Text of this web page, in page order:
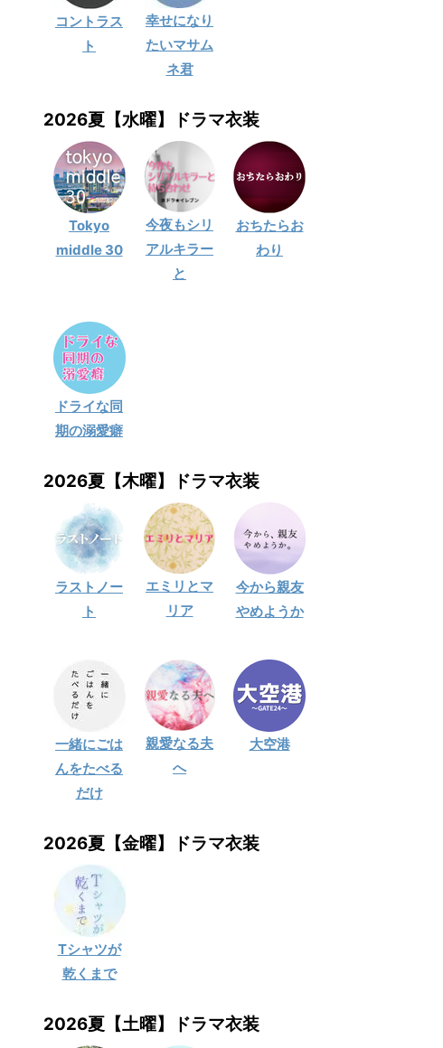
コントラス
ト
幸せになり
たいマサム
ネ君
2026夏【水曜】ドラマ衣装
Tokyo
middle 30
今夜もシリ
アルキラー
と
おちたらお
わり
ドライな同
期の溺愛癖
2026夏【木曜】ドラマ衣装
ラストノー
ト
エミリとマ
リア
今から親友
やめようか
一緒にごは
んをたべる
だけ
親愛なる夫
へ
大空港
2026夏【金曜】ドラマ衣装
Tシャツが
乾くまで
2026夏【土曜】ドラマ衣装